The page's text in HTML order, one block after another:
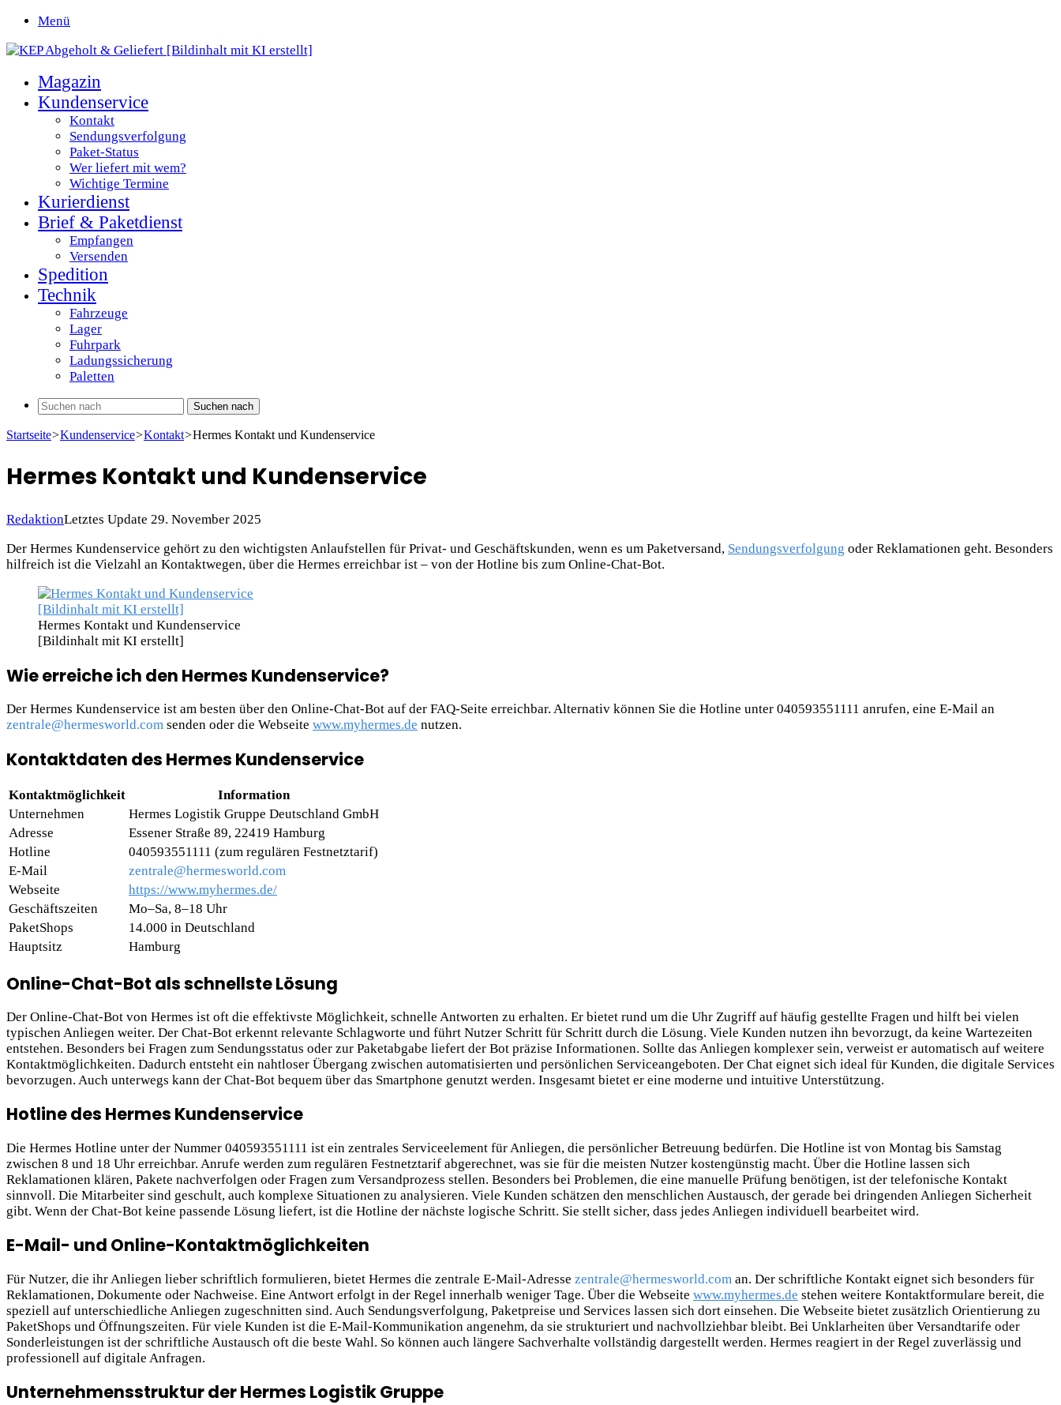
Menü
Magazin
Kundenservice
Kontakt
Sendungsverfolgung
Paket-Status
Wer liefert mit wem?
Wichtige Termine
Kurierdienst
Brief & Paketdienst
Empfangen
Versenden
Spedition
Technik
Fahrzeuge
Lager
Fuhrpark
Ladungssicherung
Paletten
Suchen nach
Startseite>Kundenservice>Kontakt>Hermes Kontakt und Kundenservice
Hermes Kontakt und Kundenservice
RedaktionLetztes Update 29. November 2025
Der Hermes Kundenservice gehört zu den wichtigsten Anlaufstellen für Privat- und Geschäftskunden, wenn es um Paketversand, Sendungsverfolgung oder Reklamationen geht. Besonders
hilfreich ist die Vielzahl an Kontaktwegen, über die Hermes erreichbar ist – von der Hotline bis zum Online-Chat-Bot.
Hermes Kontakt und Kundenservice
[Bildinhalt mit KI erstellt]
Wie erreiche ich den Hermes Kundenservice?
Der Hermes Kundenservice ist am besten über den Online-Chat-Bot auf der FAQ-Seite erreichbar. Alternativ können Sie die Hotline unter 040593551111 anrufen, eine E-Mail an
zentrale@hermesworld.com senden oder die Webseite www.myhermes.de nutzen.
Kontaktdaten des Hermes Kundenservice
Kontaktmöglichkeit
Information
Unternehmen
Hermes Logistik Gruppe Deutschland GmbH
Adresse
Essener Straße 89, 22419 Hamburg
Hotline
040593551111 (zum regulären Festnetztarif)
E-Mail
zentrale@hermesworld.com
Webseite
https://www.myhermes.de/
Geschäftszeiten
Mo–Sa, 8–18 Uhr
PaketShops
14.000 in Deutschland
Hauptsitz
Hamburg
Online-Chat-Bot als schnellste Lösung
Der Online-Chat-Bot von Hermes ist oft die effektivste Möglichkeit, schnelle Antworten zu erhalten. Er bietet rund um die Uhr Zugriff auf häufig gestellte Fragen und hilft bei vielen
typischen Anliegen weiter. Der Chat-Bot erkennt relevante Schlagworte und führt Nutzer Schritt für Schritt durch die Lösung. Viele Kunden nutzen ihn bevorzugt, da keine Wartezeiten
entstehen. Besonders bei Fragen zum Sendungsstatus oder zur Paketabgabe liefert der Bot präzise Informationen. Sollte das Anliegen komplexer sein, verweist er automatisch auf weitere
Kontaktmöglichkeiten. Dadurch entsteht ein nahtloser Übergang zwischen automatisierten und persönlichen Serviceangeboten. Der Chat eignet sich ideal für Kunden, die digitale Services
bevorzugen. Auch unterwegs kann der Chat-Bot bequem über das Smartphone genutzt werden. Insgesamt bietet er eine moderne und intuitive Unterstützung.
Hotline des Hermes Kundenservice
Die Hermes Hotline unter der Nummer 040593551111 ist ein zentrales Serviceelement für Anliegen, die persönlicher Betreuung bedürfen. Die Hotline ist von Montag bis Samstag
zwischen 8 und 18 Uhr erreichbar. Anrufe werden zum regulären Festnetztarif abgerechnet, was sie für die meisten Nutzer kostengünstig macht. Über die Hotline lassen sich
Reklamationen klären, Pakete nachverfolgen oder Fragen zum Versandprozess stellen. Besonders bei Problemen, die eine manuelle Prüfung benötigen, ist der telefonische Kontakt
sinnvoll. Die Mitarbeiter sind geschult, auch komplexe Situationen zu analysieren. Viele Kunden schätzen den menschlichen Austausch, der gerade bei dringenden Anliegen Sicherheit
gibt. Wenn der Chat-Bot keine passende Lösung liefert, ist die Hotline der nächste logische Schritt. Sie stellt sicher, dass jedes Anliegen individuell bearbeitet wird.
E-Mail- und Online-Kontaktmöglichkeiten
Für Nutzer, die ihr Anliegen lieber schriftlich formulieren, bietet Hermes die zentrale E-Mail-Adresse zentrale@hermesworld.com an. Der schriftliche Kontakt eignet sich besonders für
Reklamationen, Dokumente oder Nachweise. Eine Antwort erfolgt in der Regel innerhalb weniger Tage. Über die Webseite www.myhermes.de stehen weitere Kontaktformulare bereit, die
speziell auf unterschiedliche Anliegen zugeschnitten sind. Auch Sendungsverfolgung, Paketpreise und Services lassen sich dort einsehen. Die Webseite bietet zusätzlich Orientierung zu
PaketShops und Öffnungszeiten. Für viele Kunden ist die E-Mail-Kommunikation angenehm, da sie strukturiert und nachvollziehbar bleibt. Bei Unklarheiten über Versandtarife oder
Sonderleistungen ist der schriftliche Austausch oft die beste Wahl. So können auch längere Sachverhalte vollständig dargestellt werden. Hermes reagiert in der Regel zuverlässig und
professionell auf digitale Anfragen.
Unternehmensstruktur der Hermes Logistik Gruppe